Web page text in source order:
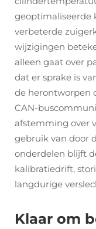
geoptimaliseerde
verbeterde
wijzigingen
alleen gaat over
dat er sprake is
de herontworpen
CAN-
afstemming over
gebruik van door
onderdelen blijft
kalibratiedrift,
langdurige
Klaar om